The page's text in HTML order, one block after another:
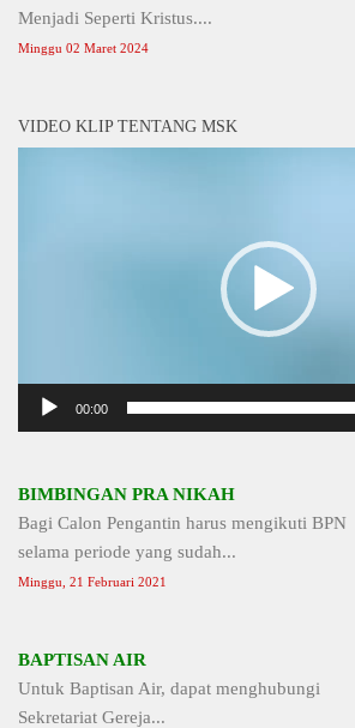
Menjadi Seperti Kristus....
Minggu 02 Maret 2024
VIDEO KLIP TENTANG MSK
00:00
BIMBINGAN PRA NIKAH
Bagi Calon Pengantin harus mengikuti BPN
selama periode yang sudah...
Minggu, 21 Februari 2021
BAPTISAN AIR
Untuk Baptisan Air, dapat menghubungi
Sekretariat Gereja...